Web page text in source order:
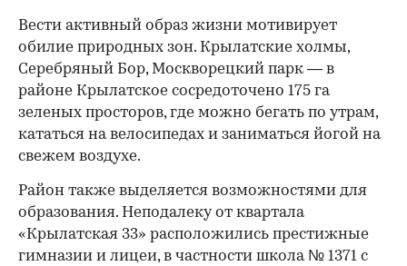
Вести активный образ жизни мотивирует
обилие природных зон. Крылатские холмы,
Серебряный Бор, Москворецкий парк — в
районе Крылатское сосредоточено 175 га
зеленых просторов, где можно бегать по утрам,
кататься на велосипедах и заниматься йогой на
свежем воздухе.
Район также выделяется возможностями для
образования. Неподалеку от квартала
«Крылатская 33» расположились престижные
гимназии и лицеи, в частности школа № 1371 с